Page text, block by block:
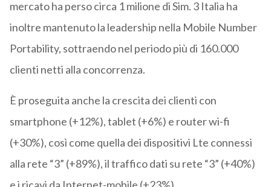
mercato ha perso circa 1 milione di Sim. 3 Italia ha
inoltre mantenuto la leadership nella Mobile Number
Portability, sottraendo nel periodo più di 160.000
clienti netti alla concorrenza.
È proseguita anche la crescita dei clienti con
smartphone (+12%), tablet (+6%) e router wi-fi
(+30%), così come quella dei dispositivi Lte connessi
alla rete “3” (+89%), il traffico dati su rete “3” (+40%)